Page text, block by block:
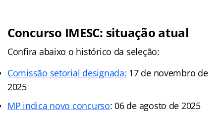
Concurso IMESC: situação atual
Confira abaixo o histórico da seleção:
Comissão setorial designada: 17 de novembro de
2025
MP indica novo concurso: 06 de agosto de 2025